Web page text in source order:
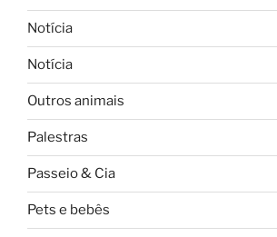
Notícia
Notícia
Outros animais
Palestras
Passeio & Cia
Pets e bebês